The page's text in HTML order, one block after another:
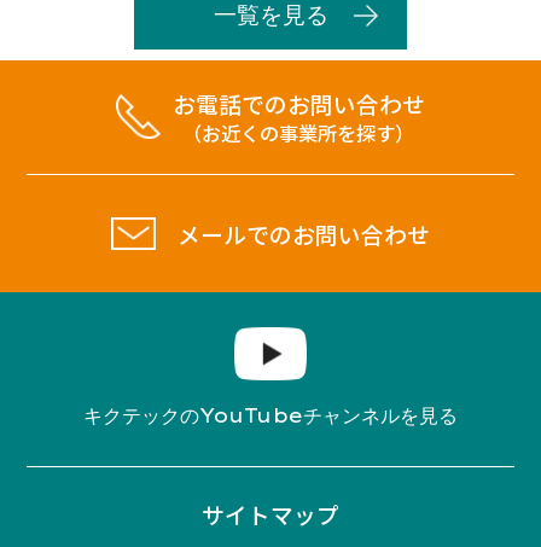
一覧を見る
お電話でのお問い合わせ
（お近くの事業所を探す）
メールでのお問い合わせ
キクテックのYouTubeチャンネルを見る
サイトマップ